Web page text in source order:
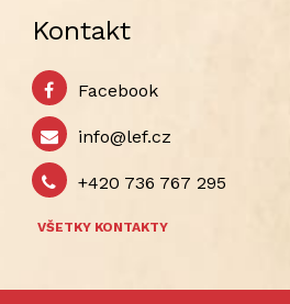
Kontakt
Facebook
info@lef.cz
+420 736 767 295
VŠETKY KONTAKTY